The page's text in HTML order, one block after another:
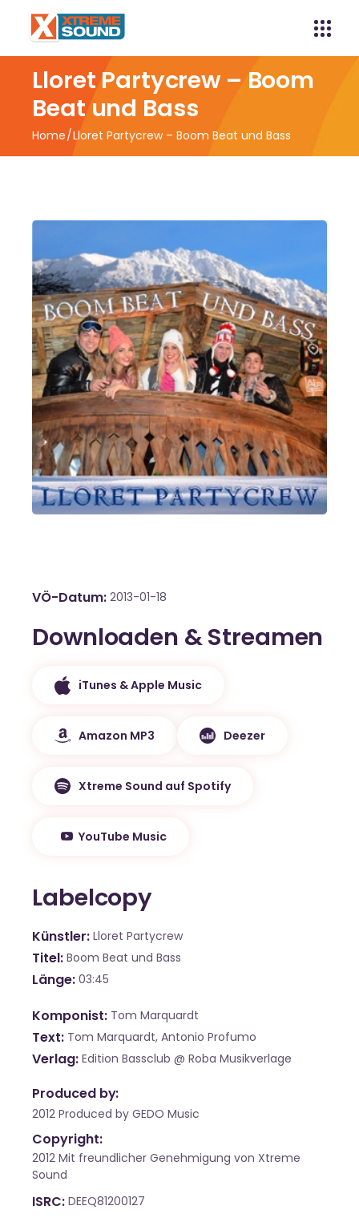
Lloret Partycrew – Boom
Beat und Bass
Home Lloret Partycrew – Boom Beat und Bass
VÖ-Datum 2013-01-18
Downloaden & Streamen
iTunes & Apple Music
Amazon MP3 Deezer
Xtreme Sound auf Spotify
YouTube Music
Labelcopy
Künstler Lloret Partycrew
Titel Boom Beat und Bass
Länge 03:45
Komponist Tom Marquardt
Text Tom Marquardt, Antonio Profumo
Verlag Edition Bassclub @ Roba Musikverlage
Produced by:
2012 Produced by GEDO Music
Copyright:
2012 Mit freundlicher Genehmigung von Xtreme
Sound
ISRC DEEQ81200127